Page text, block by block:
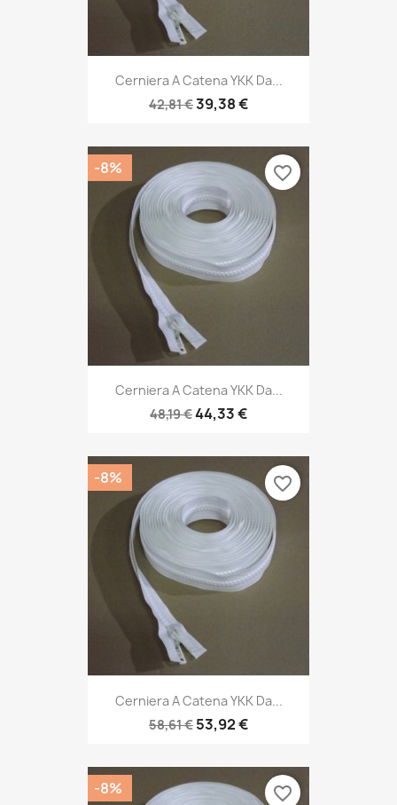
Cerniera A Catena YKK Da...
42,81 €39,38 €
Cerniera A Catena YKK Da...
48,19 €44,33 €
-8% favorite_border
Cerniera A Catena YKK Da...
58,61 € 53,92 €
-8% favorite_border
-8% favorite_border